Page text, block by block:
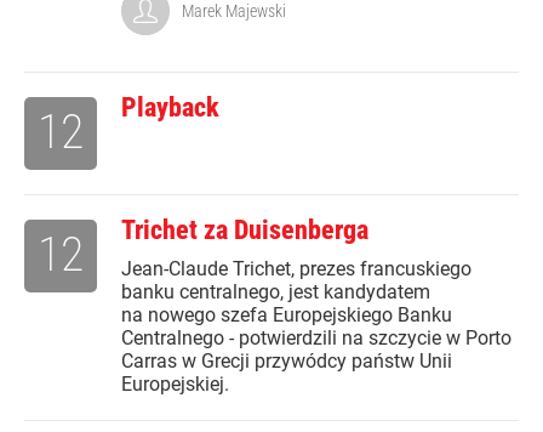
Marek Majewski
Playback
12
Trichet za Duisenberga
Jean-Claude Trichet, prezes francuskiego
banku centralnego, jest kandydatem
na nowego szefa Europejskiego Banku
Centralnego - potwierdzili na szczycie w Porto
Carras w Grecji przywódcy państw Unii
Europejskiej.
12